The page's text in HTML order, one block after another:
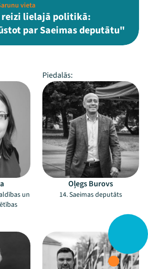
vieta
lielajā politikā:
par Saeimas deputātu"
Piedalās:
un
Oļegs Burovs
14. Saeimas deputāts